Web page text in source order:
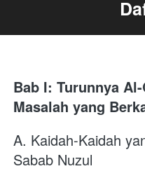
Bab I: Turunnya
Masalah yang
A. Kaidah-Kaidah
Sabab Nuzul